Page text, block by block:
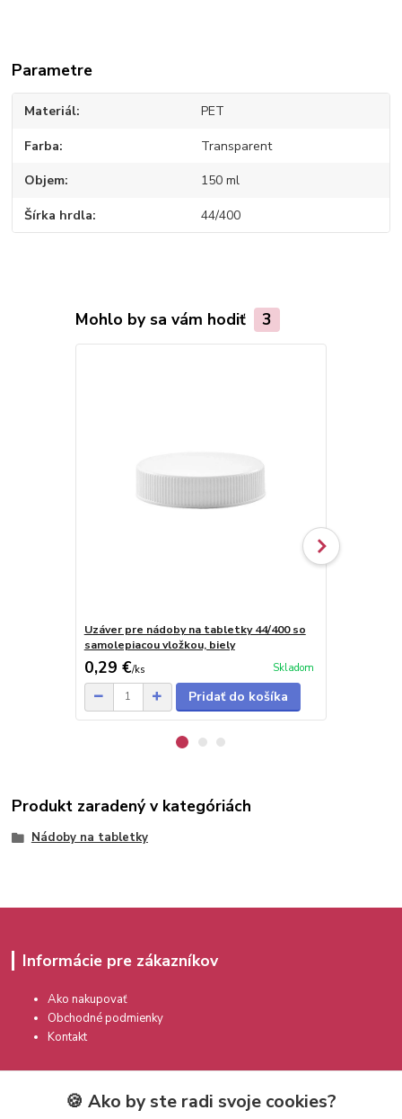
Parametre
Materiál PET
Farba Transparent
Objem 150 ml
Šírka hrdla 44/400
Mohlo by sa vám hodiť 3
Uzáver pre nádoby na tabletky 44/400 so
samolepiacou vložkou, biely
0,29 €/ks Skladom
Pridať do košíka
Produkt zaradený v kategóriách
Nádoby na tabletky
Informácie pre zákazníkov
Ako nakupovať
Obchodné podmienky
Kontakt
🍪 Ako by ste radi svoje cookies?